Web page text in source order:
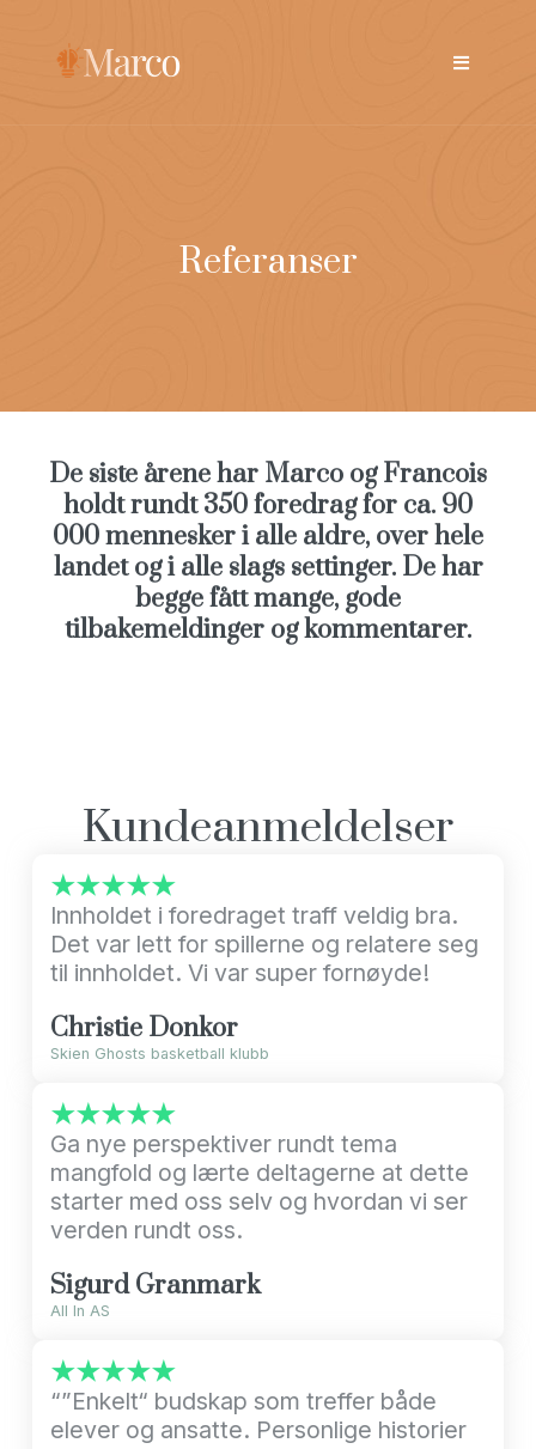
Referanser
De siste årene har Marco og Francois
holdt rundt 350 foredrag for ca. 90
000 mennesker i alle aldre, over hele
landet og i alle slags settinger. De har
begge fått mange, gode
tilbakemeldinger og kommentarer.
Kundeanmeldelser
★★★★★
Innholdet i foredraget traff veldig bra.
Det var lett for spillerne og relatere seg
til innholdet. Vi var super fornøyde!
Christie Donkor
Skien Ghosts basketball klubb
★★★★★
Ga nye perspektiver rundt tema
mangfold og lærte deltagerne at dette
starter med oss selv og hvordan vi ser
verden rundt oss.
Sigurd Granmark
All In AS
★★★★★
“”Enkelt“ budskap som treffer både
elever og ansatte. Personlige historier